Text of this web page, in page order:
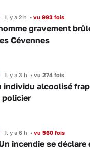
Il y a 2 h •vu 993 fois
gravement
Cévennes
Il y a 3 h •vu 274 fois
individu alcoolisé
policier
Il y a 6 h •vu 560 fois
incendie se déclare